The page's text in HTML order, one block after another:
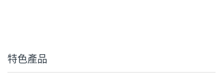
特色產品